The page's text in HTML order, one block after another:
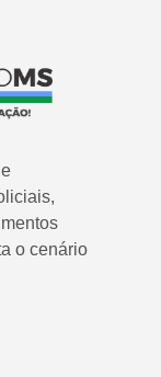
o cenário